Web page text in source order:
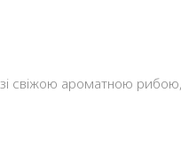
свіжою ароматною